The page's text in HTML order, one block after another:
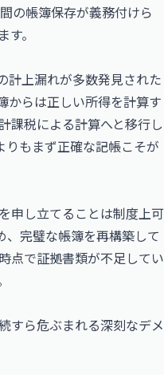
の帳簿保存が義務付けら
。
計上漏れが多数発見された
からは正しい所得を計算す
課税による計算へと移行し
もまず正確な記帳こそが
申し立てることは制度上可
、完璧な帳簿を再構築して
点で証拠書類が不足してい
すら危ぶまれる深刻なデメ